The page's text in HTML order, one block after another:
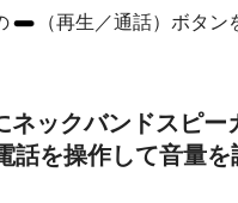
（再生／通話）ボタ
ックバンドスピー
を操作して音量を